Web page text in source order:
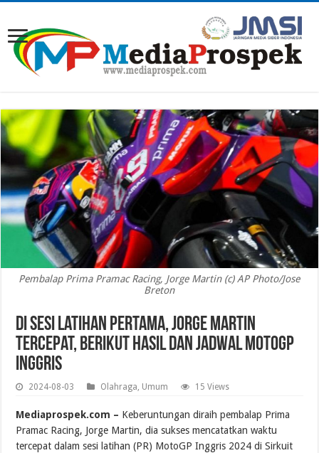
Pembalap Prima Pramac Racing, Jorge Martin (c) AP Photo/Jose
Breton
Di Sesi Latihan Pertama, Jorge Martin
Tercepat, Berikut Hasil dan Jadwal MotoGP
Inggris
2024-08-03 Olahraga Umum 15 Views
Mediaprospek.com – Keberuntungan diraih pembalap Prima
Pramac Racing, Jorge Martin, dia sukses mencatatkan waktu
tercepat dalam sesi latihan (PR) MotoGP Inggris 2024 di Sirkuit